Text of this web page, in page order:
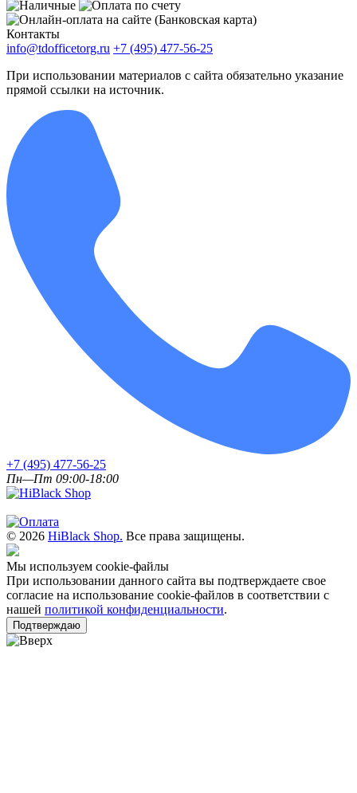
Контакты
info@tdofficetorg.ru +7 (495) 477-56-25
При использовании материалов с сайта обязательно указание
прямой ссылки на источник.
+7 (495) 477-56-25
Пн—Пт 09:00-18:00
© 2026 HiBlack Shop. Все права защищены.
Мы используем cookie-файлы
При использовании данного сайта вы подтверждаете свое
согласие на использование cookie-файлов в соответствии с
нашей политикой конфиденциальности.
Подтверждаю